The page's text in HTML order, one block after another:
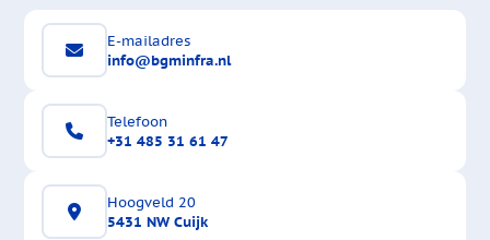
E-mailadres
info@bgminfra.nl
Telefoon
+31 485 31 61 47
Hoogveld 20
5431 NW Cuijk